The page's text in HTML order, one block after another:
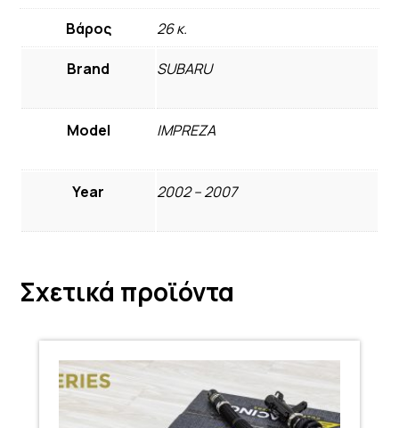
Βάρος 26 κ.
Brand SUBARU
Model IMPREZA
Year 2002 – 2007
Σχετικά προϊόντα